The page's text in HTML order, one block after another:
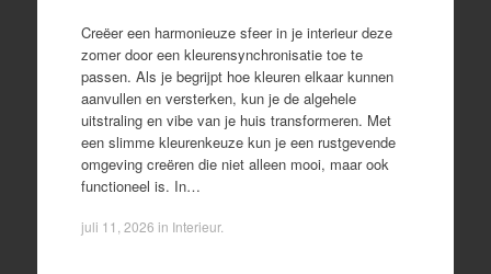
Creëer een harmonieuze sfeer in je interieur deze
zomer door een kleurensynchronisatie toe te
passen. Als je begrijpt hoe kleuren elkaar kunnen
aanvullen en versterken, kun je de algehele
uitstraling en vibe van je huis transformeren. Met
een slimme kleurenkeuze kun je een rustgevende
omgeving creëren die niet alleen mooi, maar ook
functioneel is. In…
juli 11, 2026 in Interieur.